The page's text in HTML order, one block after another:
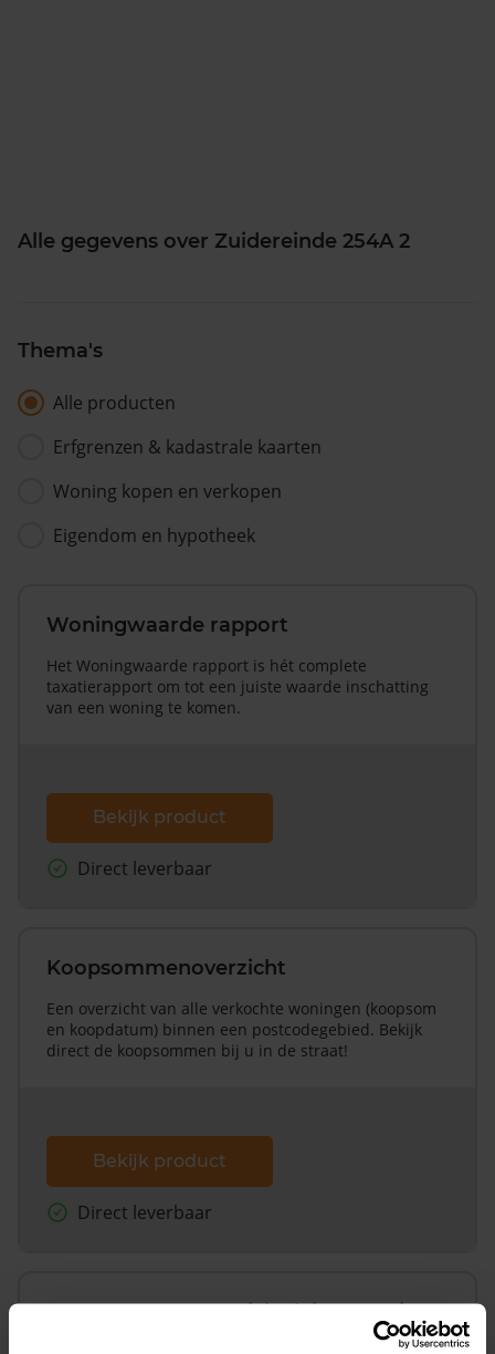
Alle gegevens over Zuidereinde 254A 2
Thema's
Alle producten
Erfgrenzen & kadastrale kaarten
Woning kopen en verkopen
Eigendom en hypotheek
Woningwaarde rapport
Het Woningwaarde rapport is hét complete
taxatierapport om tot een juiste waarde inschatting
van een woning te komen.
Bekijk product
Direct leverbaar
Koopsommenoverzicht
Een overzicht van alle verkochte woningen (koopsom
en koopdatum) binnen een postcodegebied. Bekijk
direct de koopsommen bij u in de straat!
Bekijk product
Direct leverbaar
Koopsommenoverzicht (1 jaar gratis